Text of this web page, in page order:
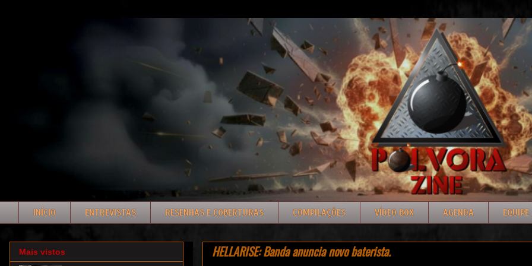
INÍCIO ENTREVISTAS RESENHAS E COBERTURAS COMPILAÇÕES VÍDEO BOX AGENDA EQUIPE
HELLARISE: Banda anuncia novo baterista.
Mais vistos